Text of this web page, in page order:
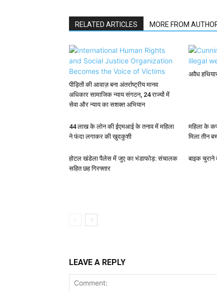
RELATED ARTICLES MORE FROM
पीड़ितों की आवाज़ बना अंतर्राष्ट्रीय मानव
अधिकार सामाजिक न्याय संगठन, 24 राज्यों में
सेवा और न्याय का सशक्त अभियान
अवैध
44 लाख के लोन की ईएमआई के तनाव में महिला
ने फंदा लगाकर की खुदकुशी
महिला के
मिला तीन
होटल खंडेला पैलेस में जुए का भंडाफोड़: संचालक
सहित छह गिरफ्तार
बाइक चुराने
LEAVE A REPLY